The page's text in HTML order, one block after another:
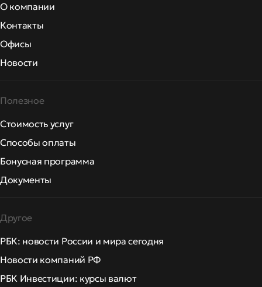
О компании
Контакты
Офисы
Новости
Полезное
Стоимость услуг
Способы оплаты
Бонусная программа
Документы
Другое
РБК: новости России и мира сегодня
Новости компаний РФ
РБК Инвестиции: курсы валют